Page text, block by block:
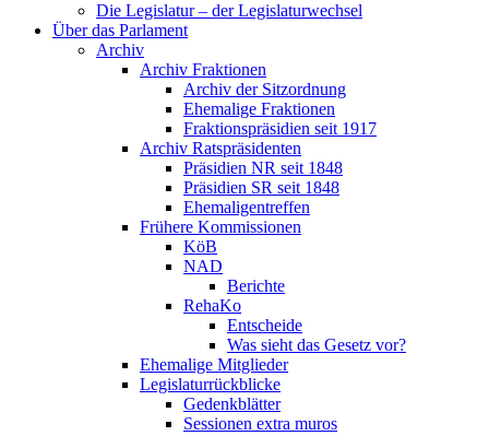
Die Legislatur – der Legislaturwechsel
Über das Parlament
Archiv
Archiv Fraktionen
Archiv der Sitzordnung
Ehemalige Fraktionen
Fraktionspräsidien seit 1917
Archiv Ratspräsidenten
Präsidien NR seit 1848
Präsidien SR seit 1848
Ehemaligentreffen
Frühere Kommissionen
KöB
NAD
Berichte
RehaKo
Entscheide
Was sieht das Gesetz vor?
Ehemalige Mitglieder
Legislaturrückblicke
Gedenkblätter
Sessionen extra muros